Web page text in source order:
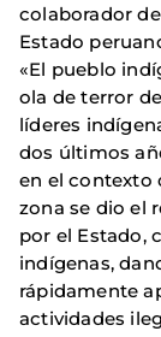
colaborador
Estado
«El pueblo
ola de terror
líderes
dos últimos
en el contexto
zona se dio el
por el Estado,
indígenas,
rápidamente
actividades